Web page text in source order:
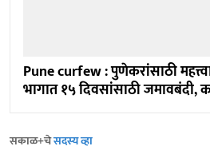
Pune curfew : पुणेकरांसाठी
भागात १५ दिवसांसाठी
सकाळ+चेसदस्य व्हा